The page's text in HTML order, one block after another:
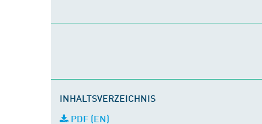
INHALTSVERZEICHNIS
PDF (EN)